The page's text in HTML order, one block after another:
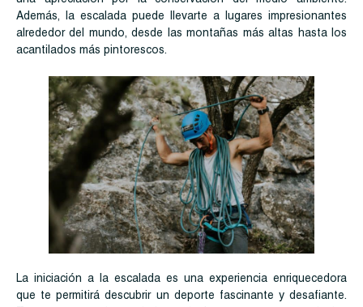
Además, la escalada puede llevarte a lugares impresionantes
alrededor del mundo, desde las montañas más altas hasta los
acantilados más pintorescos.
La iniciación a la escalada es una experiencia enriquecedora
que te permitirá descubrir un deporte fascinante y desafiante.